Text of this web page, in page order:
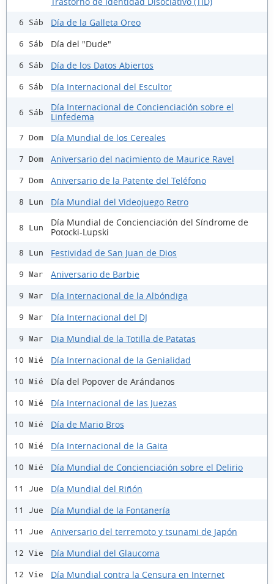
6 Sáb Día de la Galleta Oreo
6 Sáb Día del "Dude"
6 Sáb Día de los Datos Abiertos
6 Sáb Día Internacional del Escultor
6 Sáb
Día Internacional de Concienciación sobre el
Linfedema
7 Dom Día Mundial de los Cereales
7 Dom Aniversario del nacimiento de Maurice Ravel
7 Dom Aniversario de la Patente del Teléfono
8 Lun Día Mundial del Videojuego Retro
8 Lun
Día Mundial de Concienciación del Síndrome de
Potocki-Lupski
8 Lun Festividad de San Juan de Dios
9 Mar Aniversario de Barbie
9 Mar Día Internacional de la Albóndiga
9 Mar Día Internacional del DJ
9 Mar Dia Mundial de la Totilla de Patatas
10 Mié Día Internacional de la Genialidad
10 Mié Día del Popover de Arándanos
10 Mié Día Internacional de las Juezas
10 Mié Día de Mario Bros
10 Mié Día Internacional de la Gaita
10 Mié Día Mundial de Concienciación sobre el Delirio
11 Jue Día Mundial del Riñón
11 Jue Día Mundial de la Fontanería
11 Jue Aniversario del terremoto y tsunami de Japón
12 Vie Día Mundial del Glaucoma
12 Vie Día Mundial contra la Censura en Internet